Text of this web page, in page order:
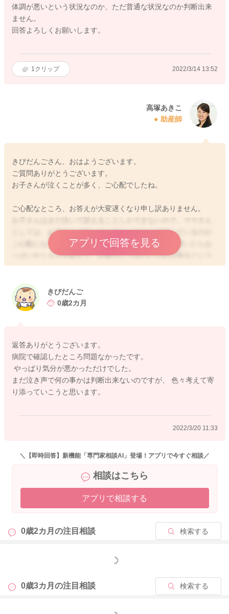
体調が悪いという状況なのか、ただ普通な状況なのか判断出来
ません。
回答よろしくお願いします。
1 クリップ 2022/3/14 13:52
高塚あきこ
助産師
きびだんごさん、おはようございます。
ご質問ありがとうございます。
お子さんが泣くことが多く、ご心配でしたね。
ご心配なところ、お答えが大変遅くなり申し訳ありません。
お子さんはまだ泣いて訴えることしかできないので、ママさん
としては、お子さんが泣いていると、どうして泣いているのか
ご心配になりますね。生まれてしばらくは、お腹が空いたらお
っぱいやミルクを飲んで、お腹がいっぱいになれば寝るという
繰り返しのお子さんは多いですが、成長とともに、ママさんが
取るお子さんも増えてきます。お子さんが泣く理由は、お腹が
空いた、オムツが汚れている、眠たいのにうまく眠れない、甘
ていないので、耳からの情報や匂いや気配などで、周りの状況
を判断します。抱っこしてもらえば、ママさんが近くにいると
いうことが一番よく認識できますし、自己主張するようになっ
てきますので、ママさんを求めて泣くお子さんは多いです。マ
マさんとしては、なかなか手が離せず、大変な時期と思います
密着することで、ママさんを認識しますので、落ち着いてくれ
には、たくさん話しかけてあげてくださいね。ママさんの声
で、ママさんが近くにいることがわかり、安心すると思います
よ。まだまだ産後それほど時間が経っていない時期なので、マ
マさんも身体がしんどい時期と思いますが、お子さんは泣いた
に、ママさんとの信頼関係ができてきますよ。何かあった時に
泣いて訴えれば対応してもらえることがわかれば、必要な時に
寝している時には一緒に休息を取りつつ、ご様子を見てあげて
アプリで回答を見る
きびだんご
0歳2カ月
返答ありがとうございます。
病院で確認したところ問題なかったです。
やっぱり気分が悪かっただけでした。
まだ泣き声で何の事かは判断出来ないのですが、 色々考えて寄
り添っていこうと思います。
2022/3/20 11:33
＼【即時回答】新機能「専門家相談AI」登場！アプリで今すぐ相談／
相談はこちら
アプリで相談する
0歳2カ月の注目相談 検索する
もっと見る
0歳3カ月の注目相談 検索する